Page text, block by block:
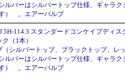
ルバーはシルバートップ仕様、ギャラ
） 。エアーバルブ
5H-114.3 スタンダードコンケイプディス
（1本）
シルバートップ、ブラックトップ、レ
ルバーはシルバートップ仕様、ギャラ
） 。エアーバルブ